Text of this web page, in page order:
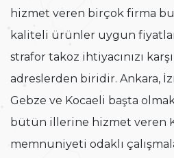
hizmet veren birçok firma
kaliteli ürünler uygun
strafor takoz ihtiyacınızı
adreslerden biridir. Ankara,
Gebze ve Kocaeli başta
bütün illerine hizmet veren
memnuniyeti odaklı